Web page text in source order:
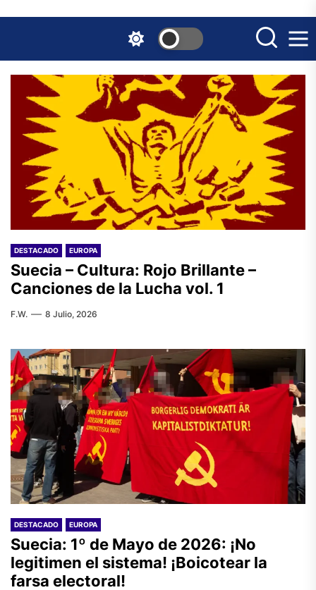
the
content
DESTACADO EUROPA
Suecia – Cultura: Rojo Brillante –
Canciones de la Lucha vol. 1
F.W. 8 Julio, 2026
DESTACADO EUROPA
Suecia: 1º de Mayo de 2026: ¡No
legitimen el sistema! ¡Boicotear la
farsa electoral!